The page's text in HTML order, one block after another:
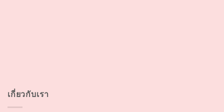
เกี่ยวกับเรา